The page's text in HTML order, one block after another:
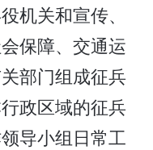
机关和宣传、
保障、交通运
部门组成征兵
政区域的征兵
导小组日常工